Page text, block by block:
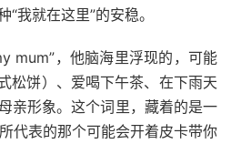
我就在这里”的安稳。
mum”，他脑海里浮现的，可能
松饼）、爱喝下午茶、在下雨天
亲形象。这个词里，藏着的是一
代表的那个可能会开着皮卡带你